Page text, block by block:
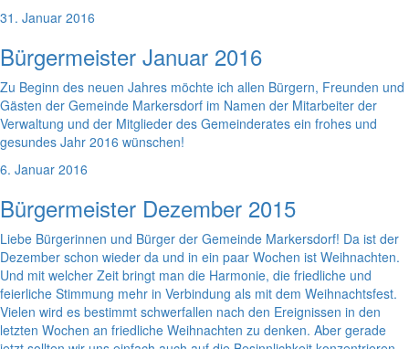
31. Januar 2016
Bürgermeister Januar 2016
Zu Beginn des neuen Jahres möchte ich allen Bürgern, Freunden und
Gästen der Gemeinde Markersdorf im Namen der Mitarbeiter der
Verwaltung und der Mitglieder des Gemeinderates ein frohes und
gesundes Jahr 2016 wünschen!
6. Januar 2016
Bürgermeister Dezember 2015
Liebe Bürgerinnen und Bürger der Gemeinde Markersdorf! Da ist der
Dezember schon wieder da und in ein paar Wochen ist Weihnachten.
Und mit welcher Zeit bringt man die Harmonie, die friedliche und
feierliche Stimmung mehr in Verbindung als mit dem Weihnachtsfest.
Vielen wird es bestimmt schwerfallen nach den Ereignissen in den
letzten Wochen an friedliche Weihnachten zu denken. Aber gerade